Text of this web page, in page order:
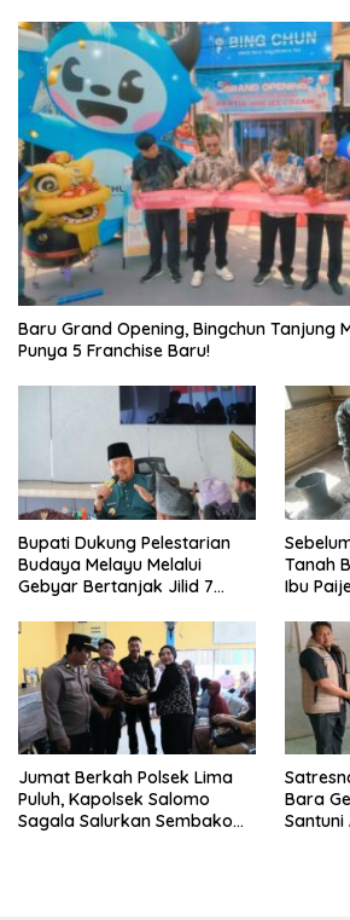
‎Baru Grand Opening, Bingchun Tanjung
Punya 5 Franchise Baru!
Bupati Dukung Pelestarian
Budaya Melayu Melalui
Gebyar Bertanjak Jilid 7
Tanah
Ibu
0208/
Jumat Berkah Polsek Lima
Puluh, Kapolsek Salomo
Sagala Salurkan Sembako
Bara